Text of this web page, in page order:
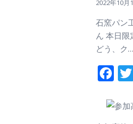
2022年10月
石窯パン
ん 本日限
どう、ク…